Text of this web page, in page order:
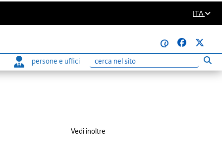
ITA
@
persone e uffici
Ricerca
Vedi inoltre